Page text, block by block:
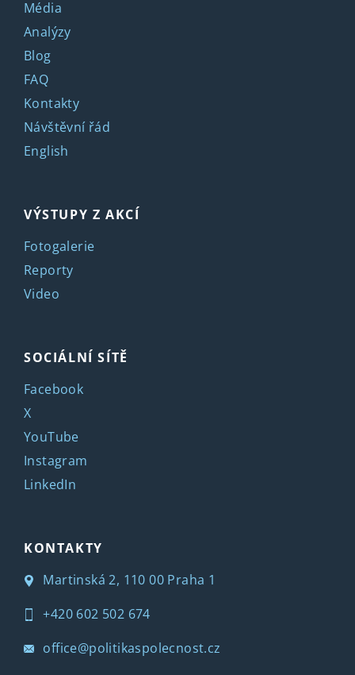
Média
Analýzy
Blog
FAQ
Kontakty
Návštěvní řád
English
VÝSTUPY Z AKCÍ
Fotogalerie
Reporty
Video
SOCIÁLNÍ SÍTĚ
Facebook
X
YouTube
Instagram
LinkedIn
KONTAKTY
Martinská 2, 110 00 Praha 1
+420 602 502 674
office@politikaspolecnost.cz